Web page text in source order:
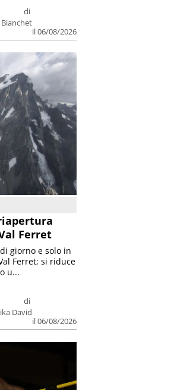
di
il 06/08/2026
Ferret
di
David
il 06/08/2026
giorno e solo in
Ferret; si riduce
u...